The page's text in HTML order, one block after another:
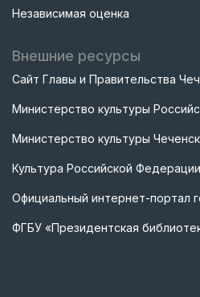
Независимая оценка
Внешние ресурсы
Сайт Главы и Правительства
Министерство культуры
Министерство культуры
Культура Российской Федерации
Официальный интернет-портал
ФГБУ «Президентская